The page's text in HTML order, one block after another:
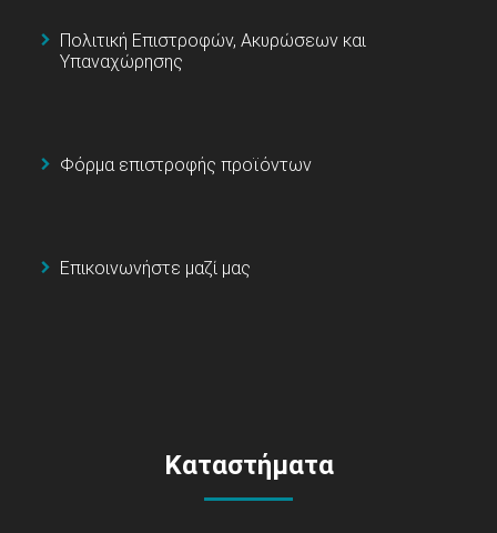
Πολιτική Επιστροφών, Ακυρώσεων και
Υπαναχώρησης
Φόρμα επιστροφής προϊόντων
Επικοινωνήστε μαζί μας
Καταστήματα